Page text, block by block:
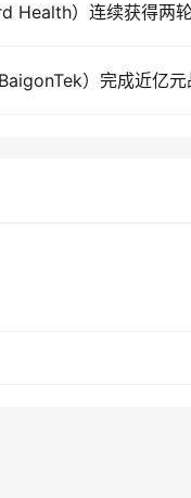
Health）连续获得两
）完成近亿元